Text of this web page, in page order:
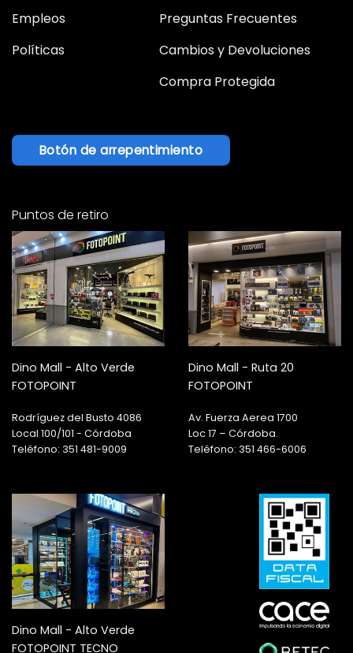
Empleos
Políticas
Preguntas Frecuentes
Cambios y Devoluciones
Compra Protegida
Botón de arrepentimiento
Puntos de retiro
Dino Mall - Alto Verde
FOTOPOINT
Rodríguez del Busto 4086
Local 100/101 - Córdoba
Teléfono: 351 481-9009
Dino Mall - Ruta 20
FOTOPOINT
Av. Fuerza Aerea 1700
Loc 17 – Córdoba.
Teléfono: 351 466-6006
Dino Mall - Alto Verde
FOTOPOINT TECNO